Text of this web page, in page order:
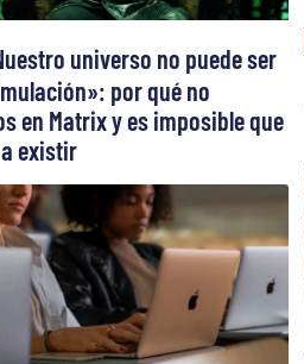
universo no puede ser
por qué no
en Matrix y es imposible que
existir